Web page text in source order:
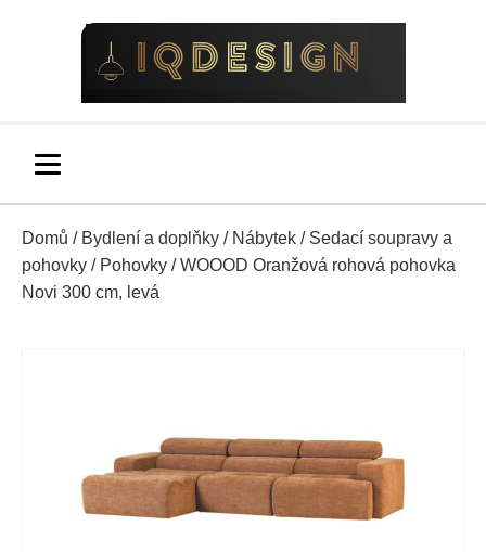
Domů / Bydlení a doplňky / Nábytek / Sedací soupravy a
pohovky / Pohovky / WOOOD Oranžová rohová pohovka
Novi 300 cm, levá